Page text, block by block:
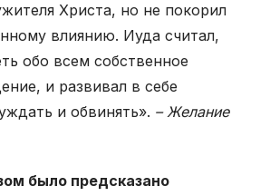
Христа, но не покорил
влиянию. Иуда считал,
обо всем собственное
и развивал в себе
и обвинять». – Желание
было предсказано